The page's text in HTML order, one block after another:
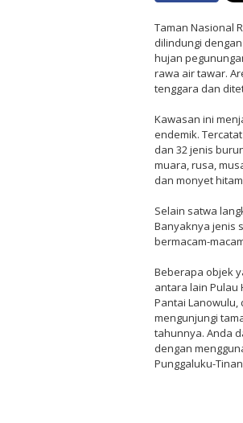
Taman Nasional
dilindungi
hujan
rawa air tawar.
tenggara dan
Kawasan ini
endemik.
dan 32 jenis
muara, rusa,
dan monyet
Selain satwa
Banyaknya jenis
bermacam-
Beberapa objek
antara lain Pulau
Pantai Lanowulu,
mengunjungi
tahunnya. Anda
dengan
Punggaluku-